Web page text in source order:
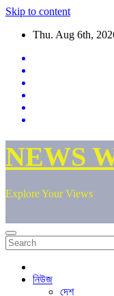
Skip to content
Thu. Aug 6th,
NEWS
Explore Your Views
নিউজ
দেশ